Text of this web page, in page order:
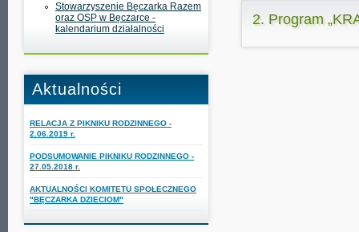
Stowarzyszenie Bęczarka Razem
oraz OSP w Bęczarce -
kalendarium działalności
Aktualności
RELACJA Z PIKNIKU RODZINNEGO -
2.06.2019 r.
PODSUMOWANIE PIKNIKU RODZINNEGO -
27.05.2018 r.
AKTUALNOŚCI KOMITETU SPOŁECZNEGO
"BĘCZARKA DZIECIOM"
2. Program